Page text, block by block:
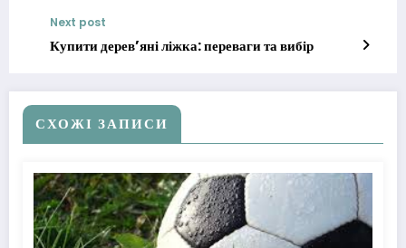
Next post
Купити дерев’яні ліжка: переваги та вибір
СХОЖІ ЗАПИСИ